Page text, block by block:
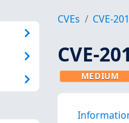
CVEs CVE-
CVE-
MEDIUM